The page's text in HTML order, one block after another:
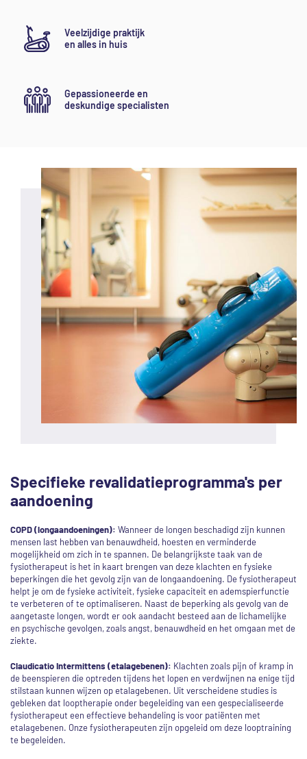
Veelzijdige praktijk
en alles in huis
Gepassioneerde en
deskundige specialisten
Specifieke revalidatieprogramma's per
aandoening
COPD (longaandoeningen): Wanneer de longen beschadigd zijn kunnen
mensen last hebben van benauwdheid, hoesten en verminderde
mogelijkheid om zich in te spannen. De belangrijkste taak van de
fysiotherapeut is het in kaart brengen van deze klachten en fysieke
beperkingen die het gevolg zijn van de longaandoening. De fysiotherapeut
helpt je om de fysieke activiteit, fysieke capaciteit en ademspierfunctie
te verbeteren of te optimaliseren. Naast de beperking als gevolg van de
aangetaste longen, wordt er ook aandacht besteed aan de lichamelijke
en psychische gevolgen, zoals angst, benauwdheid en het omgaan met de
ziekte.
Claudicatio Intermittens (etalagebenen): Klachten zoals pijn of kramp in
de beenspieren die optreden tijdens het lopen en verdwijnen na enige tijd
stilstaan kunnen wijzen op etalagebenen. Uit verscheidene studies is
gebleken dat looptherapie onder begeleiding van een gespecialiseerde
fysiotherapeut een effectieve behandeling is voor patiënten met
etalagebenen. Onze fysiotherapeuten zijn opgeleid om deze looptraining
te begeleiden.